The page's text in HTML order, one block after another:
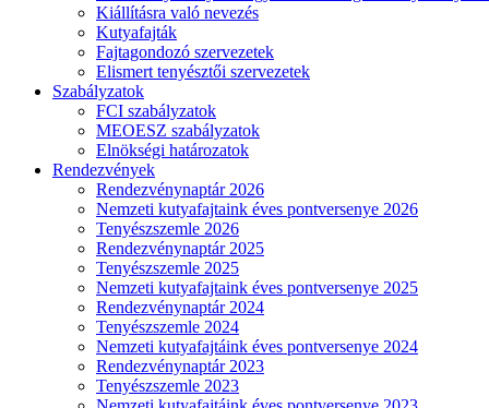
Kiállításra való nevezés
Kutyafajták
Fajtagondozó szervezetek
Elismert tenyésztői szervezetek
Szabályzatok
FCI szabályzatok
MEOESZ szabályzatok
Elnökségi határozatok
Rendezvények
Rendezvénynaptár 2026
Nemzeti kutyafajtaink éves pontversenye 2026
Tenyészszemle 2026
Rendezvénynaptár 2025
Tenyészszemle 2025
Nemzeti kutyafajtaink éves pontversenye 2025
Rendezvénynaptár 2024
Tenyészszemle 2024
Nemzeti kutyafajtáink éves pontversenye 2024
Rendezvénynaptár 2023
Tenyészszemle 2023